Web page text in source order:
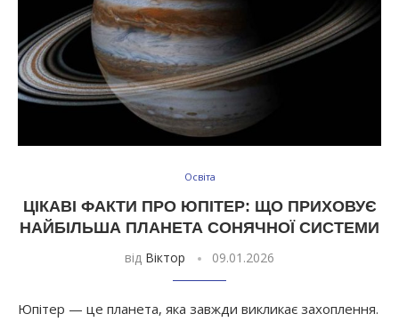
Освіта
ЦІКАВІ ФАКТИ ПРО ЮПІТЕР: ЩО ПРИХОВУЄ
НАЙБІЛЬША ПЛАНЕТА СОНЯЧНОЇ СИСТЕМИ
від Віктор 09.01.2026
Юпітер — це планета, яка завжди викликає захоплення.